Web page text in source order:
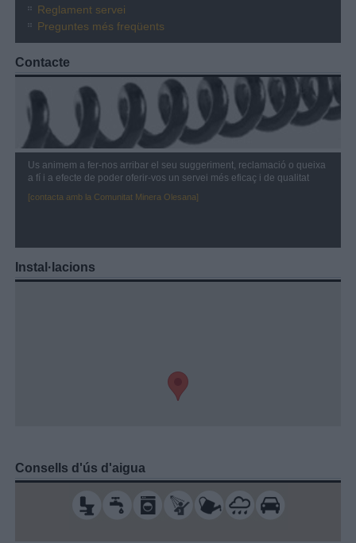
Reglament servei
Preguntes més freqüents
Contacte
Us animem a fer-nos arribar el seu suggeriment, reclamació o queixa
a fí i a efecte de poder oferir-vos un servei més eficaç i de qualitat
[contacta amb la Comunitat Minera Olesana]
Instal·lacions
Consells d'ús d'aigua